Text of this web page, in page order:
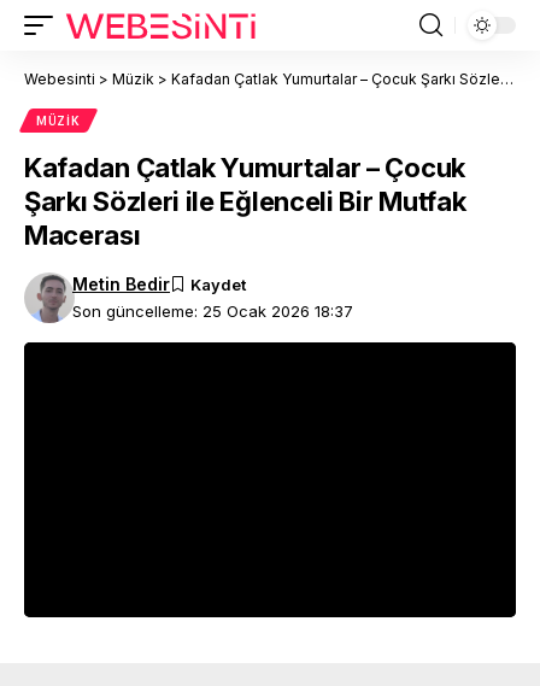
Webesinti > Müzik > Kafadan Çatlak Yumurtalar – Çocuk Şarkı Sözleri ile Eğlenceli Bir Mutfak Macerası
MÜZIK
Kafadan Çatlak Yumurtalar – Çocuk
Şarkı Sözleri ile Eğlenceli Bir Mutfak
Macerası
Son güncelleme: 25 Ocak 2026 18:37
Metin Bedir